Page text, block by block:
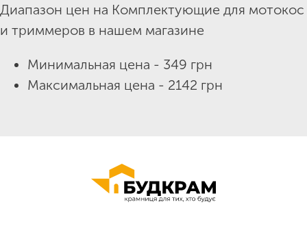
Диапазон цен на Комплектующие для мотокос
и триммеров в нашем магазине
Минимальная цена - 349 грн
Максимальная цена - 2142 грн